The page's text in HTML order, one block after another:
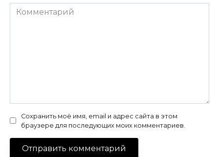
Комментарий
Сохранить моё имя, email и адрес сайта в этом
браузере для последующих моих комментариев.